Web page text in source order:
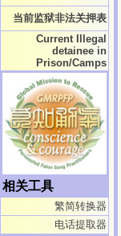
当前监狱非法关押表
Current Illegal
detainee in
Prison/Camps
相关工具
繁简转换器
电话提取器